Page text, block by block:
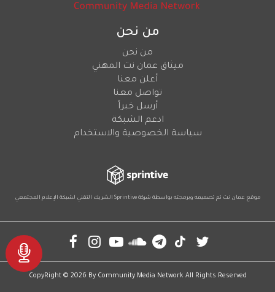
من نحن
من نحن
ميثاق عمان نت المهني
أعلن معنا
تواصل معنا
أرسل خبراً
ادعم الشبكة
سياسة الخصوصية والاستخدام
موقع عمان نت تم تصميمه وبرمجته بواسطة شركةSprintive الشريك التقني لشبكة الإعلام المجتمعي
CopyRight © 2026 By Community Media Network All Rights Reserved